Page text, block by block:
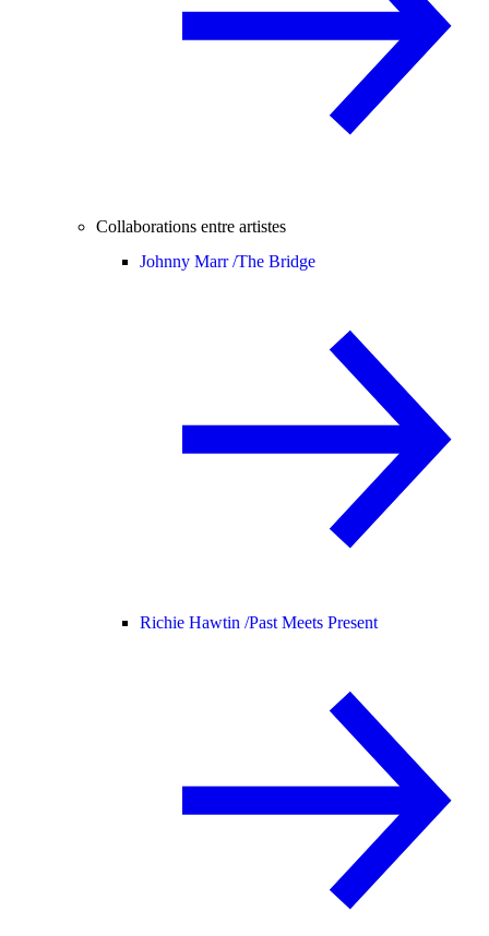
Collaborations entre artistes
Johnny Marr /The Bridge
Richie Hawtin /Past Meets Present